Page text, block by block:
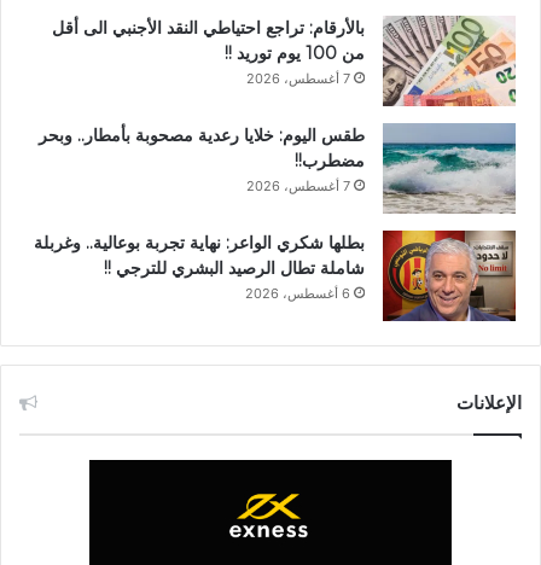
بالأرقام: تراجع احتياطي النقد الأجنبي الى أقل
من 100 يوم توريد !!
7 أغسطس، 2026
طقس اليوم: خلايا رعدية مصحوبة بأمطار.. وبحر
مضطرب!!
7 أغسطس، 2026
بطلها شكري الواعر: نهاية تجربة بوعالية.. وغربلة
شاملة تطال الرصيد البشري للترجي !!
6 أغسطس، 2026
الإعلانات